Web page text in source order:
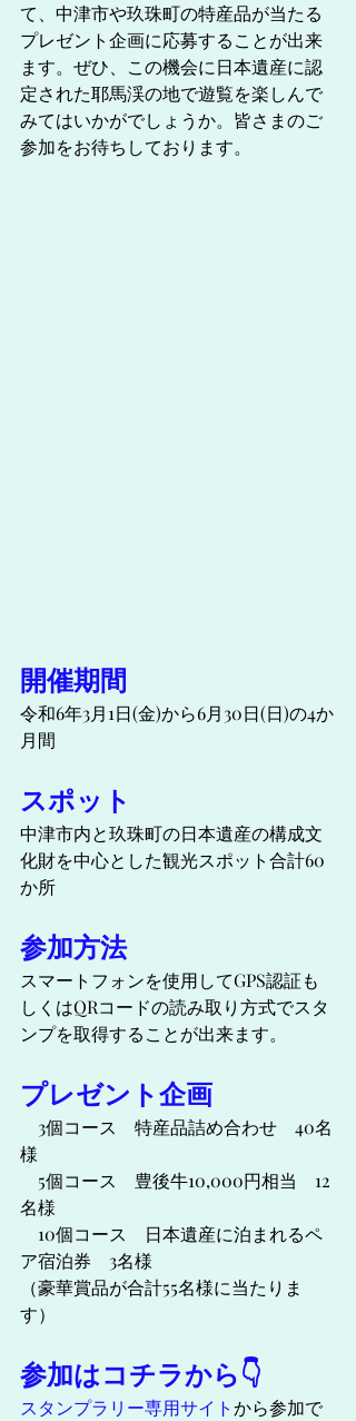
て、中津市や玖珠町の特産品が当たる
プレゼント企画に応募することが出来
ます。ぜひ、この機会に日本遺産に認
定された耶馬渓の地で遊覧を楽しんで
みてはいかがでしょうか。皆さまのご
参加をお待ちしております。
開催期間
令和6年3月1日(金)から6月30日(日)の4か
月間
スポット
中津市内と玖珠町の日本遺産の構成文
化財を中心とした観光スポット合計60
か所
参加方法
スマートフォンを使用してGPS認証も
しくはQRコードの読み取り方式でスタ
ンプを取得することが出来ます。
プレゼント企画
3個コース　特産品詰め合わせ　40名
様
5個コース　豊後牛10,000円相当　12
名様
10個コース　日本遺産に泊まれるペ
ア宿泊券　3名様
（豪華賞品が合計55名様に当たりま
す）
参加はコチラから👇
スタンプラリー専用サイトから参加で